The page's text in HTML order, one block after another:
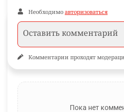
Необходимо авторизоваться
Комментарии проходят
Пока нет